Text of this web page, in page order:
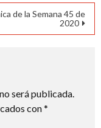
de la Semana 45 de
2020
será publicada.
con*